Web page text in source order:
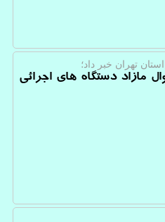
تهران خبر داد؛
مازاد دستگاه های اجرائی